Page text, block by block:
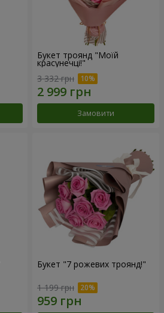
Букет троянд "Моїй
красунечці!"
3 332 грн
Замовити
Букет "7 рожевих троянд!"
1 199 грн